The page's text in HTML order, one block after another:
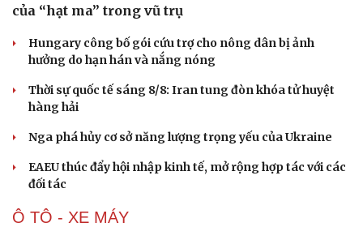
của “hạt ma” trong vũ trụ
Hungary công bố gói cứu trợ cho nông dân bị ảnh
hưởng do hạn hán và nắng nóng
Thời sự quốc tế sáng 8/8: Iran tung đòn khóa tử huyệt
hàng hải
Nga phá hủy cơ sở năng lượng trọng yếu của Ukraine
EAEU thúc đẩy hội nhập kinh tế, mở rộng hợp tác với các
đối tác
Ô TÔ - XE MÁY